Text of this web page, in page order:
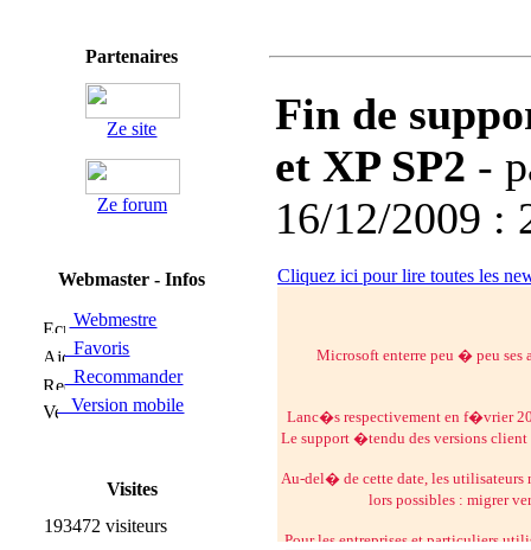
Partenaires
Ze site
Ze forum
Webmaster - Infos
Webmestre
Favoris
Recommander
Version mobile
Visites
193472 visiteurs
Fin de
et XP SP2 -
16/12/2009 :
Cliquez ici pour lire toutes les
Microsoft enterre peu � peu ses
Lanc�s respectivement en f�vrier
Le support �tendu des versions client
Au-del� de cette date, les
lors possibles : migrer
Pour les entreprises et particuliers